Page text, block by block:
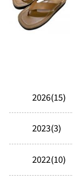
2026(15)
2023(3)
2022(10)